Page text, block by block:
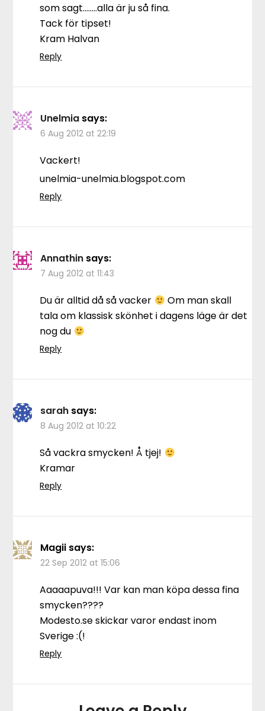
som sagt……..alla är ju så fina.
Tack för tipset!
Kram Halvan
Reply
Unelmia says:
6 Aug 2012 at 22:19
Vackert!
unelmia-unelmia.blogspot.com
Reply
Annathin says:
7 Aug 2012 at 11:43
Du är alltid då så vacker
Om man skall
tala om klassisk skönhet i dagens läge är det
nog du
Reply
sarah says:
8 Aug 2012 at 10:22
Så vackra smycken! Å tjej!
Kramar
Reply
Magii says:
22 Sep 2012 at 15:06
Aaaaapuva!!! Var kan man köpa dessa fina
smycken????
Modesto.se skickar varor endast inom
Sverige :(!
Reply